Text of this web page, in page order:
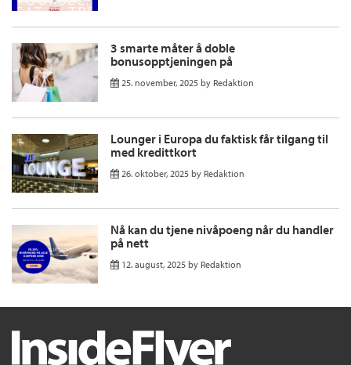
3 smarte måter å doble
bonusopptjeningen på
25. november, 2025 by Redaktion
Lounger i Europa du faktisk får tilgang til
med kredittkort
26. oktober, 2025 by Redaktion
Nå kan du tjene nivåpoeng når du handler
på nett
12. august, 2025 by Redaktion